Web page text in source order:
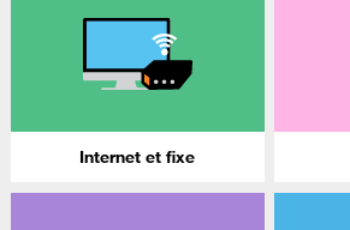
Internet et fixe